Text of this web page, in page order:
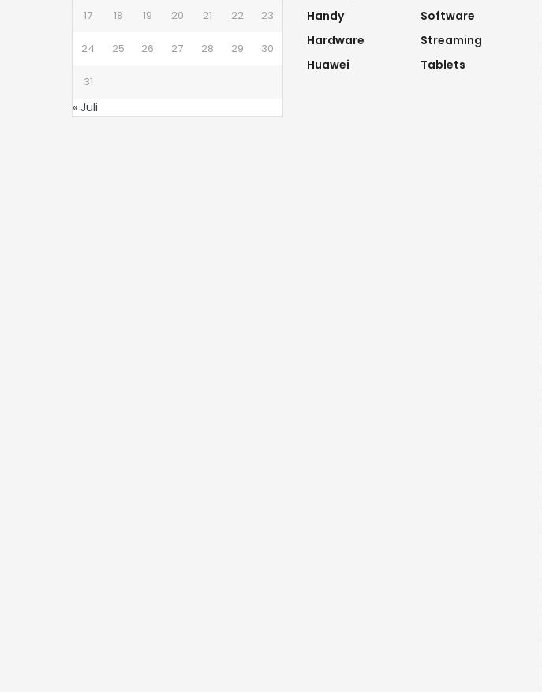
17 18 19 20 21 22 23
24 25 26 27 28 29 30
31
« Juli
Handy
Hardware
Huawei
Software
Streaming
Tablets